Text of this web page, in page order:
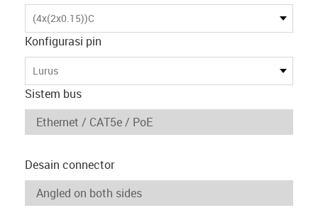
(4x(2x0.15))C
Konfigurasi pin
Lurus
Sistem bus
Desain connector